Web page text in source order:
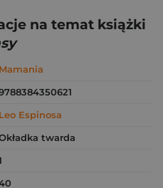
na temat książki
Mamania
Leo Espinosa
twarda